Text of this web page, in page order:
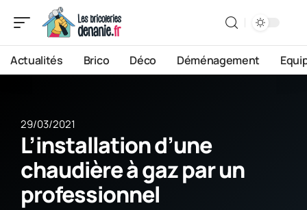
Actualités Brico Déco Déménagement
29/03/2021
L’installation d’une
chaudière à gaz par un
professionnel